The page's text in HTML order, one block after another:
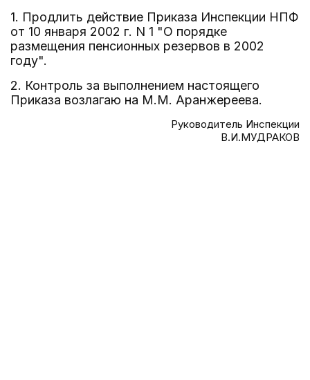
1. Продлить действие Приказа Инспекции НПФ
от 10 января 2002 г. N 1 "О порядке
размещения пенсионных резервов в 2002
году".
2. Контроль за выполнением настоящего
Приказа возлагаю на М.М. Аранжереева.
Руководитель Инспекции
В.И.МУДРАКОВ